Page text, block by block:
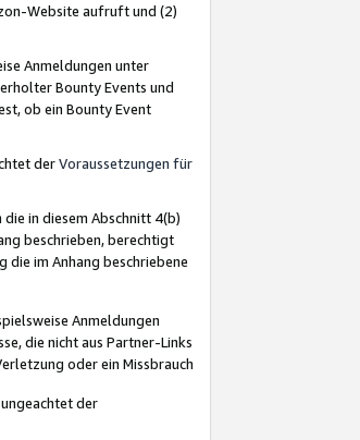
Website aufruft und (2)
Anmeldungen unter
Bounty Events und
ob ein Bounty Event
derVoraussetzungen für
in diesem Abschnitt 4(b)
beschrieben, berechtigt
die im Anhang beschriebene
Anmeldungen
die nicht aus Partner-Links
oder ein Missbrauch
der